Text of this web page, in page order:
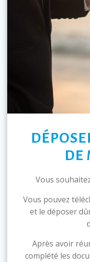
DE
Vous
Vous pouvez
et le déposer
Après avoir
complété les